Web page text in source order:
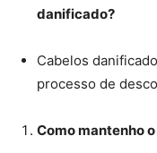
danificado?
Cabelos
processo de
Como mantenho